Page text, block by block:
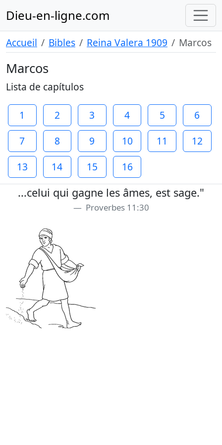
Dieu-en-ligne.com
Accueil Bibles Reina Valera 1909 Marcos
Marcos
Lista de capítulos
1 2 3 4 5
6
7
8 9 10 11
12
13
14 15 16
...celui qui gagne les âmes, est sage."
Proverbes 11:30